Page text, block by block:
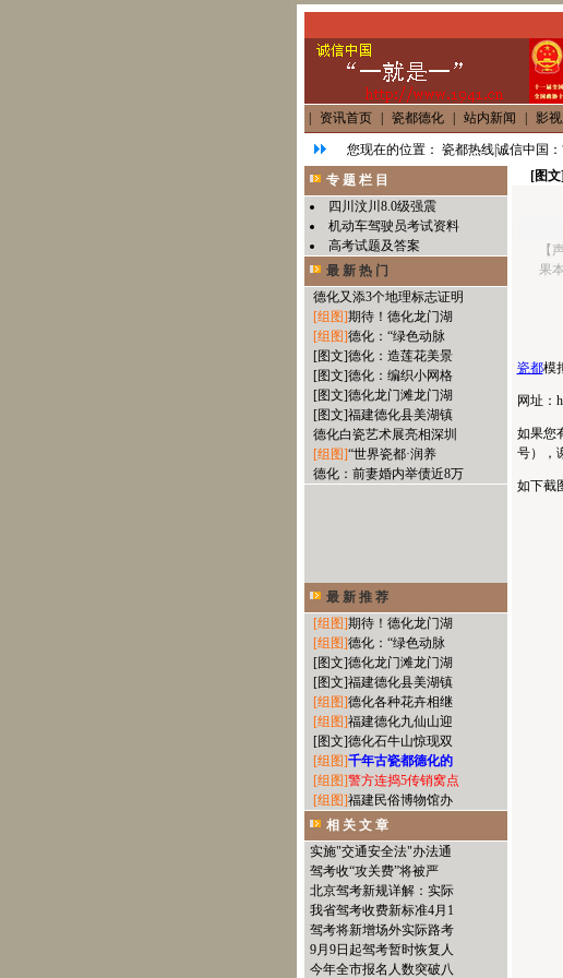
资讯首页 瓷都德化 站内新闻 影
您现在的位置： 瓷都热线|诚信中国：
专 题 栏 目
四川汶川8.0级强震
机动车驾驶员考试资料
高考试题及答案
最 新 热 门
德化又添3个地理标志证明
[组图]期待！德化龙门湖
[组图]德化：“绿色动脉
[图文]德化：造莲花美景
[图文]德化：编织小网格
[图文]德化龙门滩龙门湖
[图文]福建德化县美湖镇
德化白瓷艺术展亮相深圳
[组图]“世界瓷都·润养
德化：前妻婚内举债近8万
最 新 推 荐
[组图]期待！德化龙门湖
[组图]德化：“绿色动脉
[图文]德化龙门滩龙门湖
[图文]福建德化县美湖镇
[组图]德化各种花卉相继
[组图]福建德化九仙山迎
[图文]德化石牛山惊现双
[组图]千年古瓷都德化的
[组图]警方连捣5传销窝点
[组图]福建民俗博物馆办
相 关 文 章
实施"交通安全法"办法通
驾考收“攻关费”将被严
北京驾考新规详解：实际
我省驾考收费新标准4月1
驾考将新增场外实际路考
9月9日起驾考暂时恢复人
今年全市报名人数突破八
[图文]
【
果
瓷都模
网址：
如果您
号），
如下截